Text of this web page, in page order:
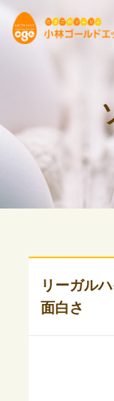
リーガル
面白さ